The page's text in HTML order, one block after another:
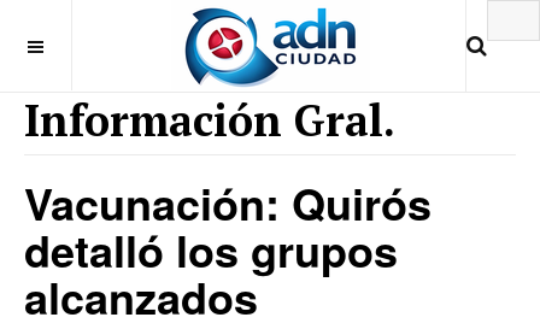
Información Gral.
Vacunación: Quirós
detalló los grupos
alcanzados